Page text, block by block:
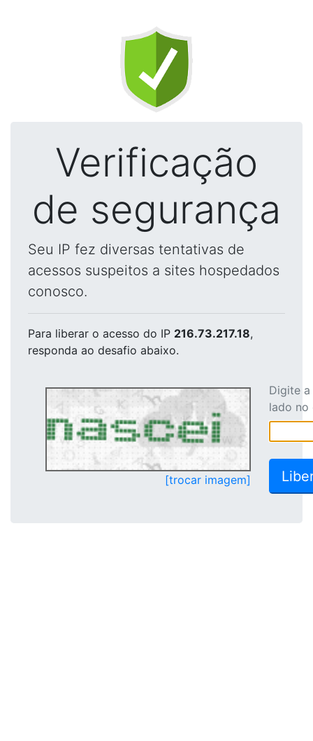
Verificação
de segurança
Seu IP fez diversas tentativas de
acessos suspeitos a sites hospedados
conosco.
Para liberar o acesso do IP 216.73.217.18,
responda ao desafio abaixo.
[trocar imagem]
Digite
lado no